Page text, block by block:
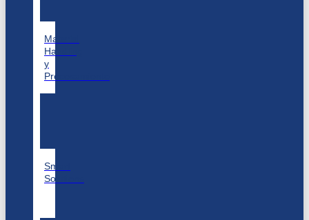
Material
Handling
y
Procesamiento
Smart
Solutions